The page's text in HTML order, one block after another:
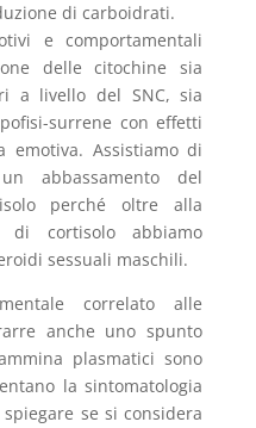
di carboidrati.
e comportamentali
delle citochine sia
a livello del SNC, sia
surrene con effetti
emotiva. Assistiamo di
abbassamento del
perché oltre alla
di cortisolo abbiamo
sessuali maschili.
correlato alle
anche uno spunto
plasmatici sono
la sintomatologia
se si considera